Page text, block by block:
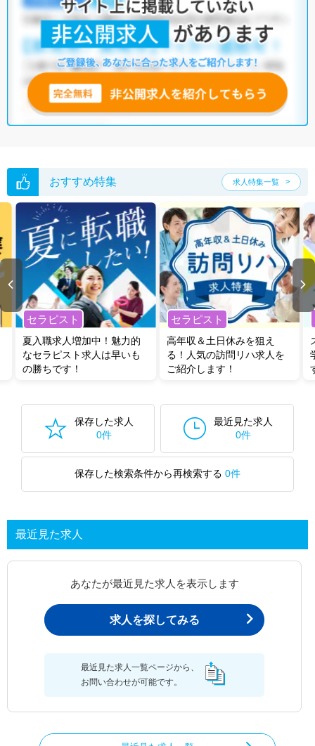
おすすめ特集 求人特集一覧
セラピスト
夏入職求人増加中！魅力的
なセラピスト求人は早いも
の勝ちです！
セラピスト
高年収＆土日休みを狙え
る！人気の訪問リハ求人を
ご紹介します！
保存した求人
0件
最近見た求人
0件
保存した検索条件から再検索する 0件
最近見た求人
あなたが最近見た求人を表示します
求人を探してみる
最近見た求人一覧ページから、
お問い合わせが可能です。